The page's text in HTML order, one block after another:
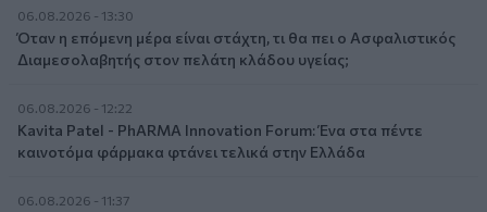
06.08.2026 - 13:30
Όταν η επόμενη μέρα είναι στάχτη, τι θα πει ο Ασφαλιστικός
Διαμεσολαβητής στον πελάτη κλάδου υγείας;
06.08.2026 - 12:22
Kavita Patel - PhARMA Innovation Forum: Ένα στα πέντε
καινοτόμα φάρμακα φτάνει τελικά στην Ελλάδα
06.08.2026 - 11:37